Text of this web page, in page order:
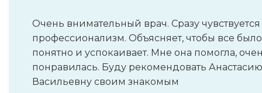
Очень внимательный врач. Сразу чувствуется
профессионализм. Объясняет, чтобы все было
понятно и успокаивает. Мне она помогла,
понравилась. Буду рекомендовать Анастасию
Васильевну своим знакомым